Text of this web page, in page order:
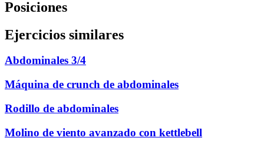
Posiciones
Ejercicios similares
Abdominales 3/4
Máquina de crunch de abdominales
Rodillo de abdominales
Molino de viento avanzado con kettlebell